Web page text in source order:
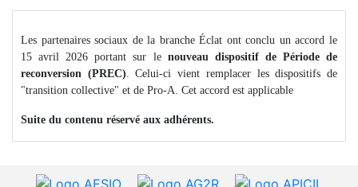
Les partenaires sociaux de la branche Éclat ont conclu un accord le
15 avril 2026 portant sur lenouveau dispositif de Période de
reconversion (PREC). Celui-ci vient remplacer les dispositifs de
"transition collective" et de Pro-A. Cet accord est applicable
Suite du contenu réservé aux adhérents.